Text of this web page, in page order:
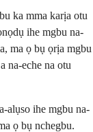
ka mma karịa otu
ihe mgbu na-
ma ọ bụ ọrịa mgbu
na-eche na otu
alụso ihe mgbu na-
ọ bụ nchegbu.